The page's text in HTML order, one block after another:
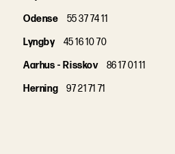
Odense
55 37 74 11
Lyngby
45 16 10 70
Aarhus - Risskov
86 17 01 11
Herning
97 21 71 71